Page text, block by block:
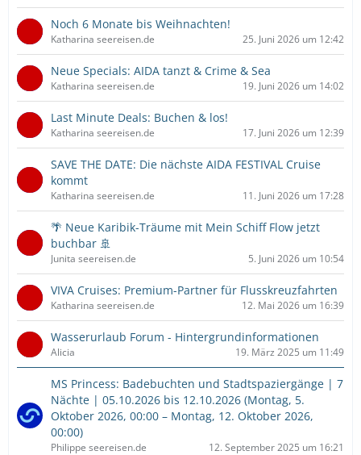
Noch 6 Monate bis Weihnachten!
Katharina seereisen.de 25. Juni 2026 um 12:42
Neue Specials: AIDA tanzt & Crime & Sea
Katharina seereisen.de 19. Juni 2026 um 14:02
Last Minute Deals: Buchen & los!
Katharina seereisen.de 17. Juni 2026 um 12:39
SAVE THE DATE: Die nächste AIDA FESTIVAL Cruise
kommt
Katharina seereisen.de 11. Juni 2026 um 17:28
🌴 Neue Karibik-Träume mit Mein Schiff Flow jetzt
buchbar 🚢
Junita seereisen.de 5. Juni 2026 um 10:54
VIVA Cruises: Premium-Partner für Flusskreuzfahrten
Katharina seereisen.de 12. Mai 2026 um 16:39
Wasserurlaub Forum - Hintergrundinformationen
Alicia 19. März 2025 um 11:49
MS Princess: Badebuchten und Stadtspaziergänge | 7
Nächte | 05.10.2026 bis 12.10.2026 (Montag, 5.
Oktober 2026, 00:00 – Montag, 12. Oktober 2026,
00:00)
Philippe seereisen.de 12. September 2025 um 16:21